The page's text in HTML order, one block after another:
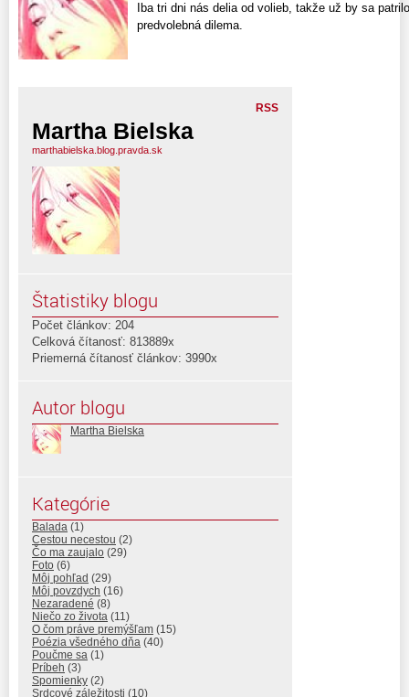
Iba tri dni nás delia od volieb, takže už by sa
predvolebná dilema.
RSS
Martha Bielska
marthabielska.blog.pravda.sk
Štatistiky blogu
Počet článkov: 204
Celková čítanosť: 813889x
Priemerná čítanosť článkov: 3990x
Autor blogu
Martha Bielska
Kategórie
Balada (1)
Cestou necestou (2)
Čo ma zaujalo (29)
Foto (6)
Môj pohľad (29)
Môj povzdych (16)
Nezaradené (8)
Niečo zo života (11)
O čom práve premýšľam (15)
Poézia všedného dňa (40)
Poučme sa (1)
Príbeh (3)
Spomienky (2)
Srdcové záležitosti (10)